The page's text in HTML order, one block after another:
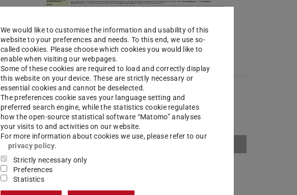
We would like to customise the information and usability of this
website to your preferences and needs. To this end, we use so-
called cookies. Please choose which cookies you would like to
enable when visiting our webpages.
Some of these cookies are required to load and correctly display
this website on your device. These are strictly necessary or
essential cookies and cannot be deselected.
The preferences cookie saves your language setting and
preferred search engine, while the statistics cookie regulates
how the open-source statistical software “Matomo” analyses
your visits to and activities on our website.
For more information about cookies we use, please refer to our
privacy policy.
Strictly necessary only
Preferences
Statistics